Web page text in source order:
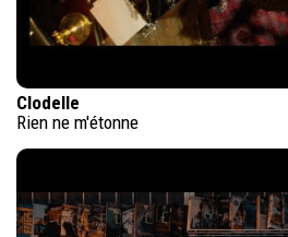
Clodelle
Rien ne m'étonne